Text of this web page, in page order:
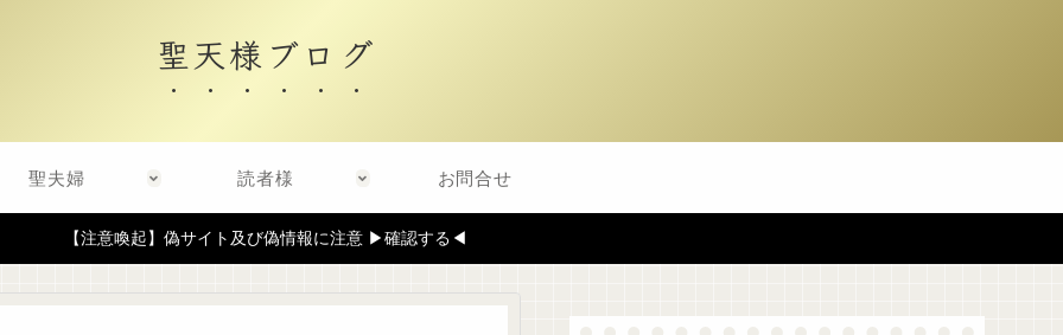
聖天様ブログ
聖夫婦 読者様 お問合せ
【注意喚起】偽サイト及び偽情報に注意 ▶確認する◀